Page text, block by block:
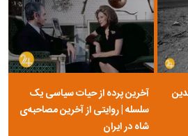
آخرین پرده از حیات سیاسی یک
سلسله | روایتی از آخرین مصاحبه‌ی
شاه در ایران